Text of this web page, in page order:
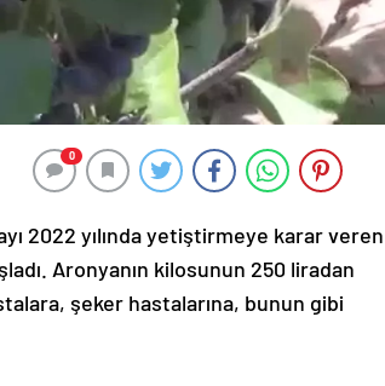
0
2022 yılında yetiştirmeye karar veren
Aronyanın kilosunun 250 liradan
şeker hastalarına, bunun gibi